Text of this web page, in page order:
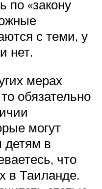
«закону
с теми, у
нет.
мерах
обязательно
могут
детям в
что
в Таиланде.